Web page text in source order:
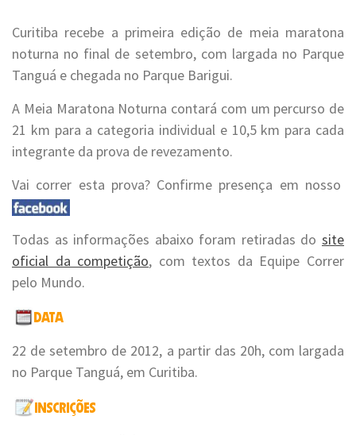
Curitiba recebe a primeira edição de meia maratona
noturna no final de setembro, com largada no Parque
Tanguá e chegada no Parque Barigui.
A Meia Maratona Noturna contará com um percurso de
21 km para a categoria individual e 10,5 km para cada
integrante da prova de revezamento.
Vai correr esta prova? Confirme presença em nosso
Todas as informações abaixo foram retiradas do site
oficial da competição, com textos da Equipe Correr
pelo Mundo.
22 de setembro de 2012, a partir das 20h, com largada
no Parque Tanguá, em Curitiba.